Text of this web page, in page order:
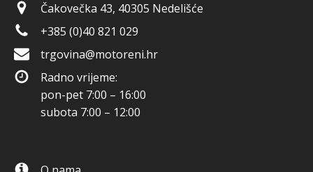
Čakovečka 43, 40305 Nedelišće
+385 (0)40 821 029
trgovina@motoreni.hr
Radno vrijeme:
pon-pet 7:00 – 16:00
subota 7:00 – 12:00